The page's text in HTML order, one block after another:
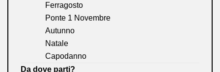
Ferragosto
Ponte 1 Novembre
Autunno
Natale
Capodanno
Da dove parti?